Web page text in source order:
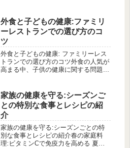
か。健康と美味しさの両立を目指した
簡単な栄養バランスの取れたレシピを
ご紹...
外食と子どもの健康:ファミリ
ーレストランでの選び方のコ
ツ
外食と子どもの健康: ファミリーレス
トランでの選び方のコツ外食の人気が
高まる中、子供の健康に関する問題も
重要であるにもかかわらず、ファミリ
ーレストランでは健康に良くないメ
ニ...
家族の健康を守る:シーズンご
との特別な食事とレシピの紹
介
家族の健康を守る:シーズンごとの特
別な食事とレシピの紹介春の家庭料
理:ビタミンCで免疫力を高める 夏の